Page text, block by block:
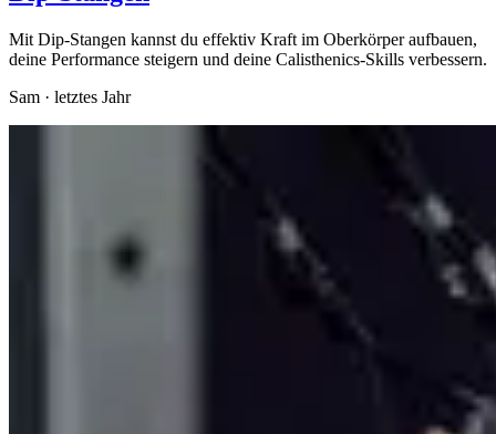
Mit Dip-Stangen kannst du effektiv Kraft im Oberkörper aufbauen,
deine Performance steigern und deine Calisthenics-Skills verbessern.
Sam · letztes Jahr